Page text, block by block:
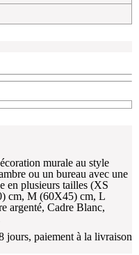
murale au style
ou un bureau avec une
en plusieurs tailles (XS
cm, M (60X45) cm, L
argenté, Cadre Blanc,
jours, paiement à la livraison